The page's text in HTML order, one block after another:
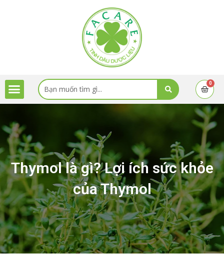
MenuSearch
...
0
Cart
Thymol là gì? Lợi ích sức khỏe
của Thymol